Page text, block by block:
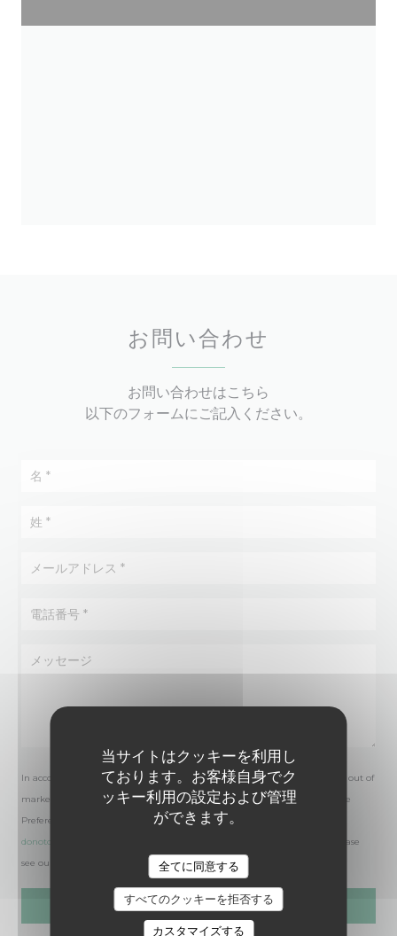
当サイトはクッキーを利用し
ております。お客様自身でク
ッキー利用の設定および管理
ができます。
全てに同意する
すべてのクッキーを拒否する
カスタマイズする
お問い合わせ
お問い合わせはこちら
以下のフォームにご記入ください。
In accordance with data protection regulations, you have the right to opt out of
marketing communications. UK residents can register with the Telephone
Preference Service at
tpsonline.org.uk. US residents can register at
donotcall.gov
. For more information about how we process your data, please
see our